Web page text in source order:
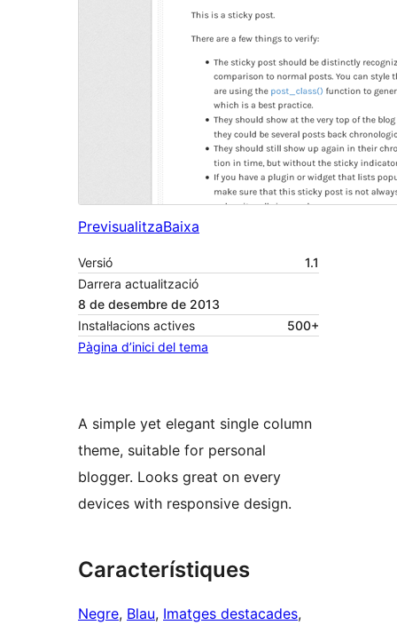
PrevisualitzaBaixa
Versió
1.1
Darrera actualització
8 de desembre de 2013
Instal·lacions actives
500+
Pàgina d’inici del tema
A simple yet elegant single column
theme, suitable for personal
blogger. Looks great on every
devices with responsive design.
Característiques
Negre, Blau, Imatges destacades